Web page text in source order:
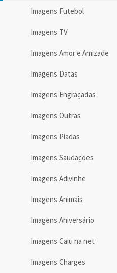
Imagens Futebol
Imagens TV
Imagens Amor e Amizade
Imagens Datas
Imagens Engraçadas
Imagens Outras
Imagens Piadas
Imagens Saudações
Imagens Adivinhe
Imagens Animais
Imagens Aniversário
Imagens Caiu na net
Imagens Charges